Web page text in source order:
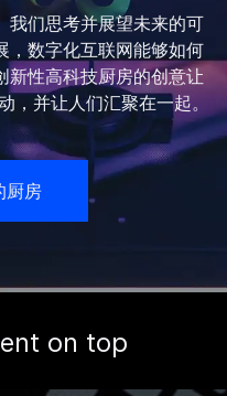
我们思考并展望未来的可
，数字化互联网能够如何
新性高科技厨房的创意让
，并让人们汇聚在一起。
厨房
on top